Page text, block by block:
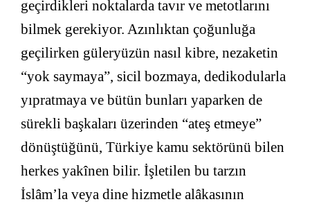
geçirdikleri noktalarda tavır ve metotlarını
bilmek gerekiyor. Azınlıktan çoğunluğa
geçilirken güleryüzün nasıl kibre, nezaketin
“yok saymaya”, sicil bozmaya, dedikodularla
yıpratmaya ve bütün bunları yaparken de
sürekli başkaları üzerinden “ateş etmeye”
dönüştüğünü, Türkiye kamu sektörünü bilen
herkes yakînen bilir. İşletilen bu tarzın
İslâm’la veya dine hizmetle alâkasının